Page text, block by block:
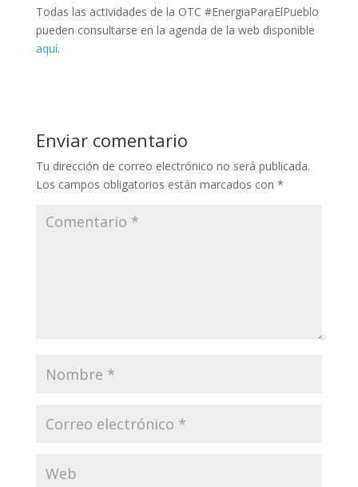
Todas las actividades de la OTC #EnergiaParaElPueblo
pueden consultarse en la agenda de la web disponible
aquí.
Enviar comentario
Tu dirección de correo electrónico no será publicada.
Los campos obligatorios están marcados con *